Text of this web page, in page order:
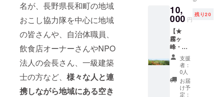
名が、長野県長和町の地域
おこし協力隊を中心に地域
の皆さんや、自治体職員、
飲食店オーナーさんやNPO
法人の会長さん、一級建築
士の方など、 様々な人と連
携しながら地域にある空き
つお選
びくだ
さい！
す！ ≪
内容≫
節の良
い時期
に開催
する、
支援者
限定
パー
ティー
ンシェ
ルジュ
が同行
し、歴
史の道
を巡り
ながら
当時の
お話や
国史跡
や歴史
的建造
10,
000 円
残り20
【★
霧ヶ
峰・
美ヶ原
中央分
水嶺ハ
イクツ
アー】
中央分
支援
者：
0人
お届
け予
定：